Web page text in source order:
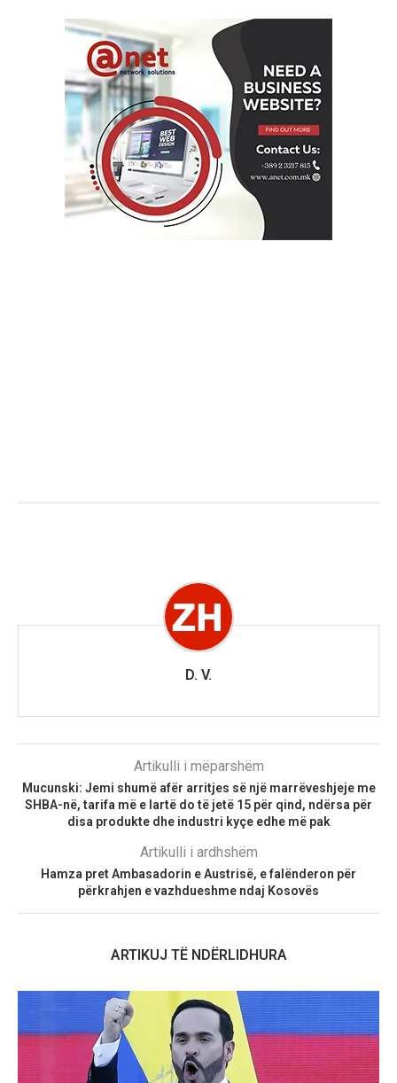
D. V.
Artikulli i mëparshëm
Mucunski: Jemi shumë afër arritjes së një marrëveshjeje me
SHBA-në, tarifa më e lartë do të jetë 15 për qind, ndërsa për
disa produkte dhe industri kyçe edhe më pak
Artikulli i ardhshëm
Hamza pret Ambasadorin e Austrisë, e falënderon për
përkrahjen e vazhdueshme ndaj Kosovës
ARTIKUJ TË NDËRLIDHURA